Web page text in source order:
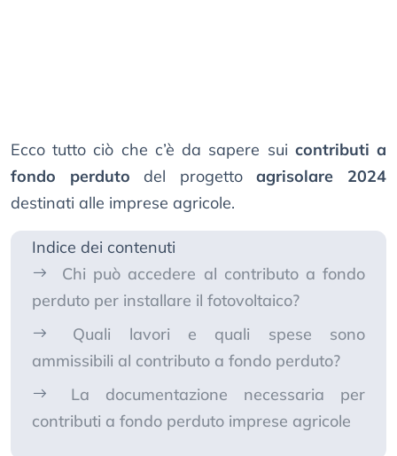
Ecco tutto ciò che c’è da sapere sui contributi a
fondo perduto del progettoagrisolare 2024
destinati alle imprese agricole.
Indice dei contenuti
Chi può accedere al contributo a fondo
perduto per installare il fotovoltaico?
Quali lavori e quali spese sono
ammissibili al contributo a fondo perduto?
La documentazione necessaria per
contributi a fondo perduto imprese agricole